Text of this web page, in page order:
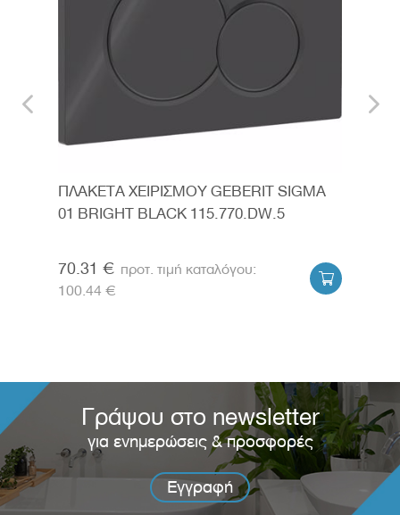
ΠΛΑΚΕΤΑ ΧΕΙΡΙΣΜΟΥ GEBERIT SIGMA
01 BRIGHT BLACK 115.770.DW.5
70.31 €
100.44 €

Γράψου στο newsletter
για ενημερώσεις & προσφορές
Εγγραφή